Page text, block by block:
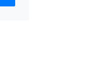
Fleck 5812SXT • 150